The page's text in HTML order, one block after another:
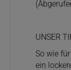
UNSER
So wie
ein